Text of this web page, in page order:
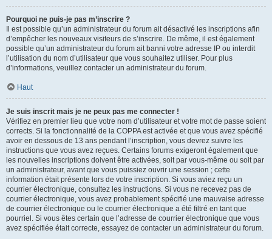
Pourquoi ne puis-je pas m’inscrire ?
Il est possible qu’un administrateur du forum ait désactivé les inscriptions afin
d’empêcher les nouveaux visiteurs de s’inscrire. De même, il est également
possible qu’un administrateur du forum ait banni votre adresse IP ou interdit
l’utilisation du nom d’utilisateur que vous souhaitez utiliser. Pour plus
d’informations, veuillez contacter un administrateur du forum.
Haut
Je suis inscrit mais je ne peux pas me connecter !
Vérifiez en premier lieu que votre nom d’utilisateur et votre mot de passe soient
corrects. Si la fonctionnalité de la COPPA est activée et que vous avez spécifié
avoir en dessous de 13 ans pendant l’inscription, vous devrez suivre les
instructions que vous avez reçues. Certains forums exigeront également que
les nouvelles inscriptions doivent être activées, soit par vous-même ou soit par
un administrateur, avant que vous puissiez ouvrir une session ; cette
information était présente lors de votre inscription. Si vous aviez reçu un
courrier électronique, consultez les instructions. Si vous ne recevez pas de
courrier électronique, vous avez probablement spécifié une mauvaise adresse
de courrier électronique ou le courrier électronique a été filtré en tant que
pourriel. Si vous êtes certain que l’adresse de courrier électronique que vous
avez spécifiée était correcte, essayez de contacter un administrateur du forum.